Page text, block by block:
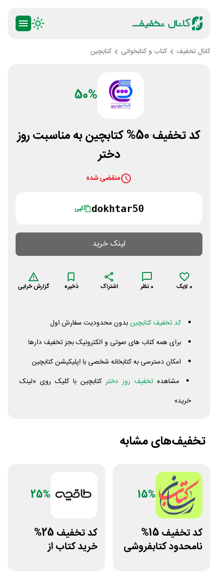
کانال تخفیف کتاب و کتابخوانی کتابچین
50%
کد تخفیف 50% کتابچین به مناسبت روز
دختر
منقضی شده
dokhtar50 کپی
لینک خرید
0 لایک 0 نظر اشتراک ذخیره گزارش خرابی
کد تخفیف کتابچینبدون محدودیت سفارش اول
برای همه کتاب های صوتی و الکترونیک بجز تخفیف دارها
امکان دسترسی به کتابخانه شخصی با اپلیکیشن کتابچین
مشاهده تخفیف روز دخترکتابچین با کلیک روی «لینک
خرید»
تخفیف‌های مشابه
15%
کد تخفیف 15%
نامحدود کتابفروشی
25%
کد تخفیف 25%
خرید کتاب از